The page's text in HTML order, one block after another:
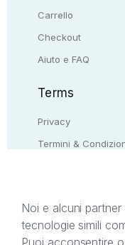
Carrello
Checkout
Aiuto e FAQ
Terms
Privacy
Termini &
Il presente sito
Noi e alcuni
tecnologie simili
Puoi acconsentire